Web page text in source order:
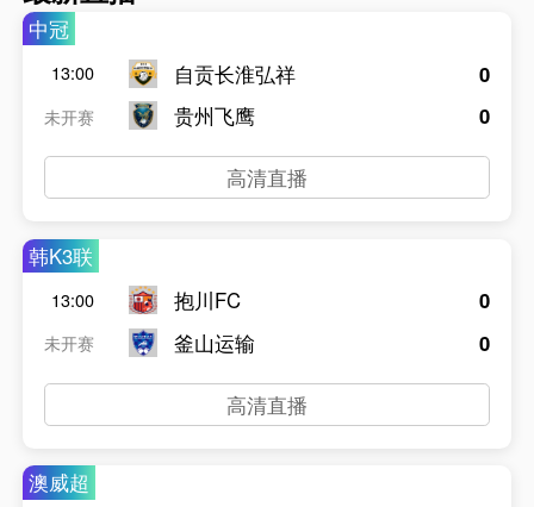
中冠
13:00
未开赛
自贡长淮弘祥
贵州飞鹰
0
0
高清直播
韩K3联
13:00
未开赛
抱川FC
釜山运输
0
0
高清直播
澳威超